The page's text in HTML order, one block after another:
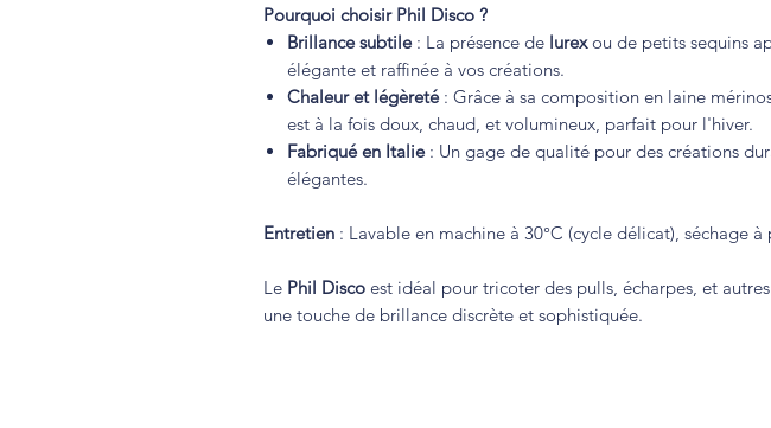
Pourquoi choisir Phil Disco ?
Brillance subtile: La présence de lurexou de petits sequins
élégante et raffinée à vos créations.
Chaleur et légèreté: Grâce à sa composition en laine
est à la fois doux, chaud, et volumineux, parfait pour l'hiver.
Fabriqué en Italie: Un gage de qualité pour des créations
élégantes.
Entretien : Lavable en machine à 30°C (cycle délicat), séchage à
Le Phil Disco est idéal pour tricoter des pulls, écharpes, et
une touche de brillance discrète et sophistiquée.